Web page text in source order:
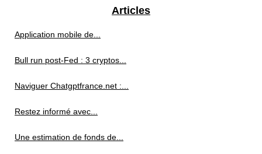
Articles
Application mobile de...
Bull run post-Fed : 3 cryptos...
Naviguer Chatgptfrance.net :...
Restez informé avec...
Une estimation de fonds de...